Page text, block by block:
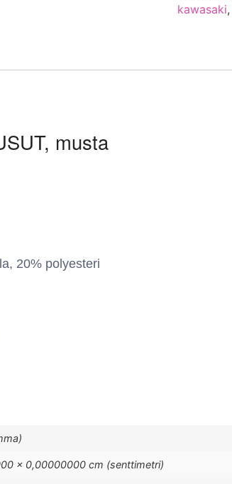
kawasaki,
musta
20% polyesteri
× 0,00000000 cm (senttimetri)